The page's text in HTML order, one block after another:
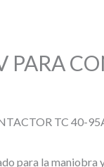
TC 40-
para la maniobra